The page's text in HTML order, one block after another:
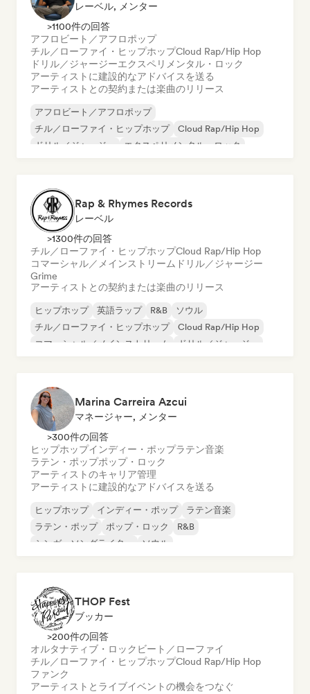
レーベル, メンター
>1100件の回答
アフロビート／アフロポップ
チル／ローファイ・ヒップホップCloud Rap/Hip Hop
ドリル／ジャージーエクスペリメンタル・ロック
アーティストに建設的なアドバイスを送る
アーティストとの契約または楽曲のリリース
アフロビート／アフロポップ
チル／ローファイ・ヒップホップ
Cloud Rap/Hip Hop
ドリル／ジャージー
エクスペリメンタル・ロック
Rap & Rhymes Records
レーベル
>1300件の回答
チル／ローファイ・ヒップホップCloud Rap/Hip Hop
コマーシャル／メインストリーム ドリル／ジャージー
Grime
アーティストとの契約または楽曲のリリース
ヒップホップ 英語ラップ R&B
ソウル
チル／ローファイ・ヒップホップ
Cloud Rap/Hip Hop
コマーシャル／メインストリーム
ドリル／ジャージー
Marina Carreira Azcui
マネージャー, メンター
>300件の回答
ヒップホップインディー・ポップラテン音楽
ラテン・ポップポップ・ロック
アーティストのキャリア管理
アーティストに建設的なアドバイスを送る
ヒップホップ インディー・ポップ
ラテン音楽
ラテン・ポップ
ポップ・ロック
R&B
シンガーソングライター
ソウル
THOP Fest
ブッカー
>200件の回答
オルタナティブ・ロック ビート／ローファイ
チル／ローファイ・ヒップホップCloud Rap/Hip Hop
ファンク
アーティストとライブイベントの機会をつなぐ